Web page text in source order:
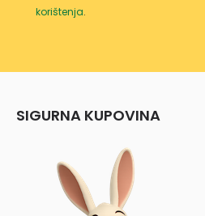
korištenja.
SIGURNA KUPOVINA